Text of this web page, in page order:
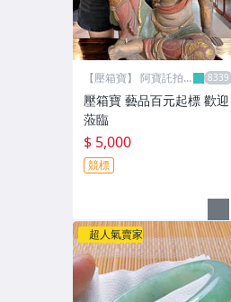
【壓箱寶】 阿寶託拍
壓箱寶 藝品百元起標 歡迎
蒞臨
$ 5,000
競標
超人氣賣家